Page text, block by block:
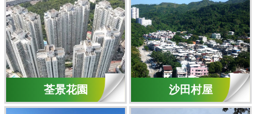
荃景花園 沙田村屋